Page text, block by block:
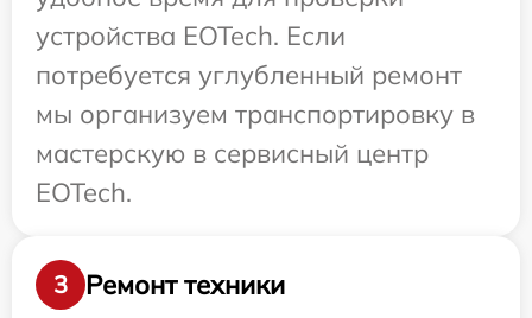
устройства EOTech. Если
потребуется углубленный ремонт
мы организуем транспортировку в
мастерскую в сервисный центр
EOTech.
3
Ремонт техники